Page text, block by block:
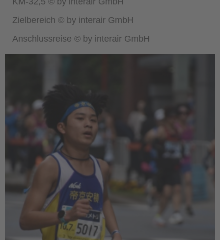
Zielbereich © by interair GmbH
Anschlussreise © by interair GmbH